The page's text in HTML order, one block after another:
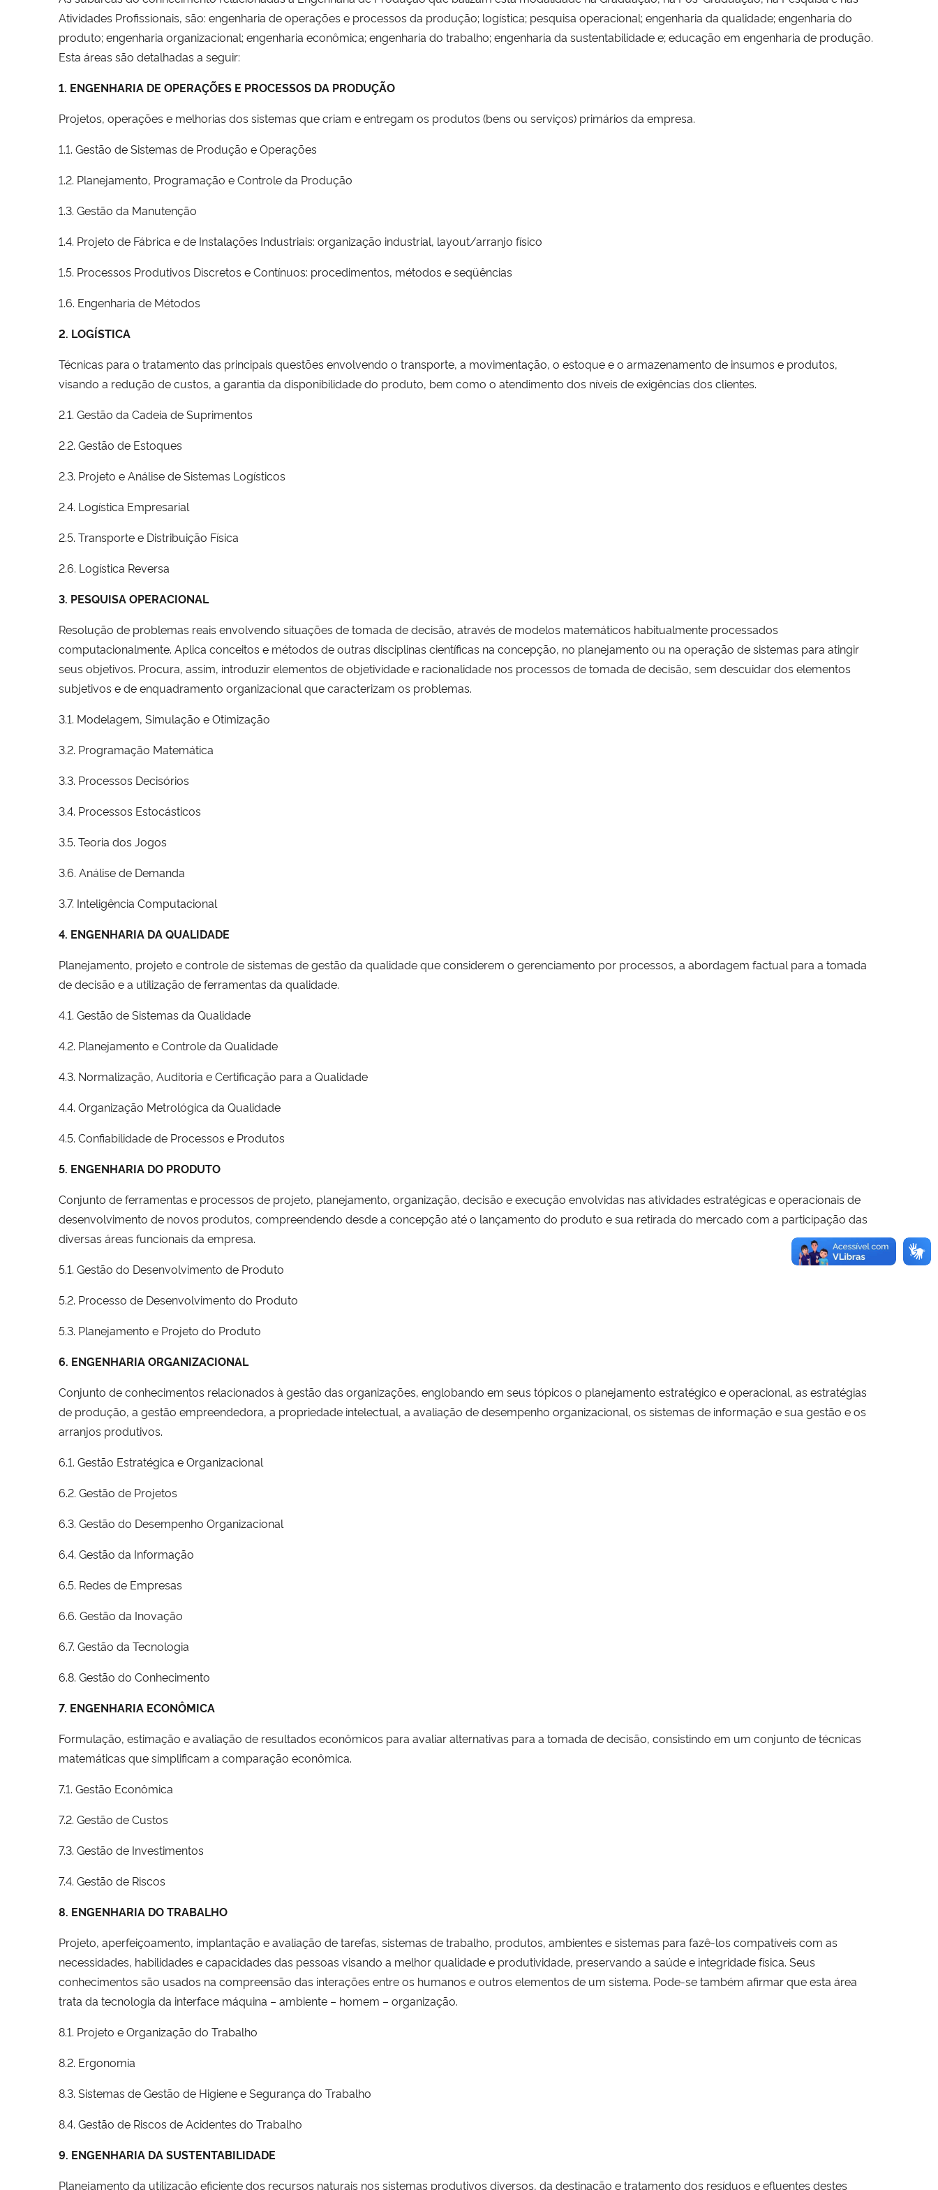
Atividades Profissionais, são: engenharia de operações e processos da produção; logística; pesquisa operacional; engenharia da qualidade; engenharia do
produto; engenharia organizacional; engenharia econômica; engenharia do trabalho; engenharia da sustentabilidade e; educação em engenharia de produção.
Esta áreas são detalhadas a seguir:
1. ENGENHARIA DE OPERAÇÕES E PROCESSOS DA PRODUÇÃO
Projetos, operações e melhorias dos sistemas que criam e entregam os produtos (bens ou serviços) primários da empresa.
1.1. Gestão de Sistemas de Produção e Operações
1.2. Planejamento, Programação e Controle da Produção
1.3. Gestão da Manutenção
1.4. Projeto de Fábrica e de Instalações Industriais: organização industrial, layout/arranjo físico
1.5. Processos Produtivos Discretos e Contínuos: procedimentos, métodos e seqüências
1.6. Engenharia de Métodos
2. LOGÍSTICA
Técnicas para o tratamento das principais questões envolvendo o transporte, a movimentação, o estoque e o armazenamento de insumos e produtos,
visando a redução de custos, a garantia da disponibilidade do produto, bem como o atendimento dos níveis de exigências dos clientes.
2.1. Gestão da Cadeia de Suprimentos
2.2. Gestão de Estoques
2.3. Projeto e Análise de Sistemas Logísticos
2.4. Logística Empresarial
2.5. Transporte e Distribuição Física
2.6. Logística Reversa
3. PESQUISA OPERACIONAL
Resolução de problemas reais envolvendo situações de tomada de decisão, através de modelos matemáticos habitualmente processados
computacionalmente. Aplica conceitos e métodos de outras disciplinas científicas na concepção, no planejamento ou na operação de sistemas para atingir
seus objetivos. Procura, assim, introduzir elementos de objetividade e racionalidade nos processos de tomada de decisão, sem descuidar dos elementos
subjetivos e de enquadramento organizacional que caracterizam os problemas.
3.1. Modelagem, Simulação e Otimização
3.2. Programação Matemática
3.3. Processos Decisórios
3.4. Processos Estocásticos
3.5. Teoria dos Jogos
3.6. Análise de Demanda
3.7. Inteligência Computacional
4. ENGENHARIA DA QUALIDADE
Planejamento, projeto e controle de sistemas de gestão da qualidade que considerem o gerenciamento por processos, a abordagem factual para a tomada
de decisão e a utilização de ferramentas da qualidade.
4.1. Gestão de Sistemas da Qualidade
4.2. Planejamento e Controle da Qualidade
4.3. Normalização, Auditoria e Certificação para a Qualidade
4.4. Organização Metrológica da Qualidade
4.5. Confiabilidade de Processos e Produtos
5. ENGENHARIA DO PRODUTO
Conjunto de ferramentas e processos de projeto, planejamento, organização, decisão e execução envolvidas nas atividades estratégicas e operacionais de
desenvolvimento de novos produtos, compreendendo desde a concepção até o lançamento do produto e sua retirada do mercado com a participação das
diversas áreas funcionais da empresa.
5.1. Gestão do Desenvolvimento de Produto
5.2. Processo de Desenvolvimento do Produto
5.3. Planejamento e Projeto do Produto
6. ENGENHARIA ORGANIZACIONAL
Conjunto de conhecimentos relacionados à gestão das organizações, englobando em seus tópicos o planejamento estratégico e operacional, as estratégias
de produção, a gestão empreendedora, a propriedade intelectual, a avaliação de desempenho organizacional, os sistemas de informação e sua gestão e os
arranjos produtivos.
6.1. Gestão Estratégica e Organizacional
6.2. Gestão de Projetos
6.3. Gestão do Desempenho Organizacional
6.4. Gestão da Informação
6.5. Redes de Empresas
6.6. Gestão da Inovação
6.7. Gestão da Tecnologia
6.8. Gestão do Conhecimento
7. ENGENHARIA ECONÔMICA
Formulação, estimação e avaliação de resultados econômicos para avaliar alternativas para a tomada de decisão, consistindo em um conjunto de técnicas
matemáticas que simplificam a comparação econômica.
7.1. Gestão Econômica
7.2. Gestão de Custos
7.3. Gestão de Investimentos
7.4. Gestão de Riscos
8. ENGENHARIA DO TRABALHO
Projeto, aperfeiçoamento, implantação e avaliação de tarefas, sistemas de trabalho, produtos, ambientes e sistemas para fazê-los compatíveis com as
necessidades, habilidades e capacidades das pessoas visando a melhor qualidade e produtividade, preservando a saúde e integridade física. Seus
conhecimentos são usados na compreensão das interações entre os humanos e outros elementos de um sistema. Pode-se também afirmar que esta área
trata da tecnologia da interface máquina – ambiente – homem – organização.
8.1. Projeto e Organização do Trabalho
8.2. Ergonomia
8.3. Sistemas de Gestão de Higiene e Segurança do Trabalho
8.4. Gestão de Riscos de Acidentes do Trabalho
9. ENGENHARIA DA SUSTENTABILIDADE
Planejamento da utilização eficiente dos recursos naturais nos sistemas produtivos diversos, da destinação e tratamento dos resíduos e efluentes destes